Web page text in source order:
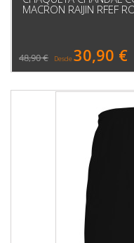
MACRON RAIJIN RFEF
48,90 € Desde30,90 €